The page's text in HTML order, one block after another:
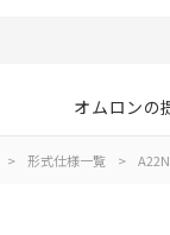
オムロンの
> 形式仕様一覧 >